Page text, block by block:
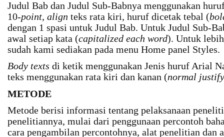
Judul Bab dan Judul Sub-Babnya menggunakan
10-point, align teks rata kiri, huruf dicetak tebal (
dengan 1 spasi untuk Judul Bab. Untuk Judul Sub-
awal setiap kata (capitalized each word). Untuk
sudah kami sediakan pada menu Home panel Styles.
Body texts di ketik menggunakan Jenis huruf Arial
teks menggunakan rata kiri dan kanan (normal justify
METODE
Metode berisi informasi tentang pelaksanaan
penelitiannya, mulai dari penggunaan percontoh
cara pengambilan percontohnya, alat penelitian dan